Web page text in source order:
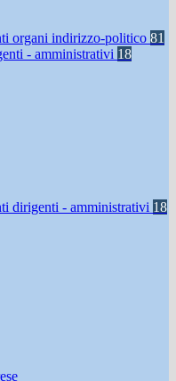
organi indirizzo-politico 81
- amministrativi 18
dirigenti - amministrativi 18